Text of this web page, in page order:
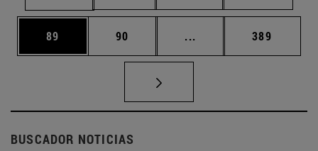
Página
89 Página
90 ... Páginas intermedias
Página
389
BUSCADOR NOTICIAS